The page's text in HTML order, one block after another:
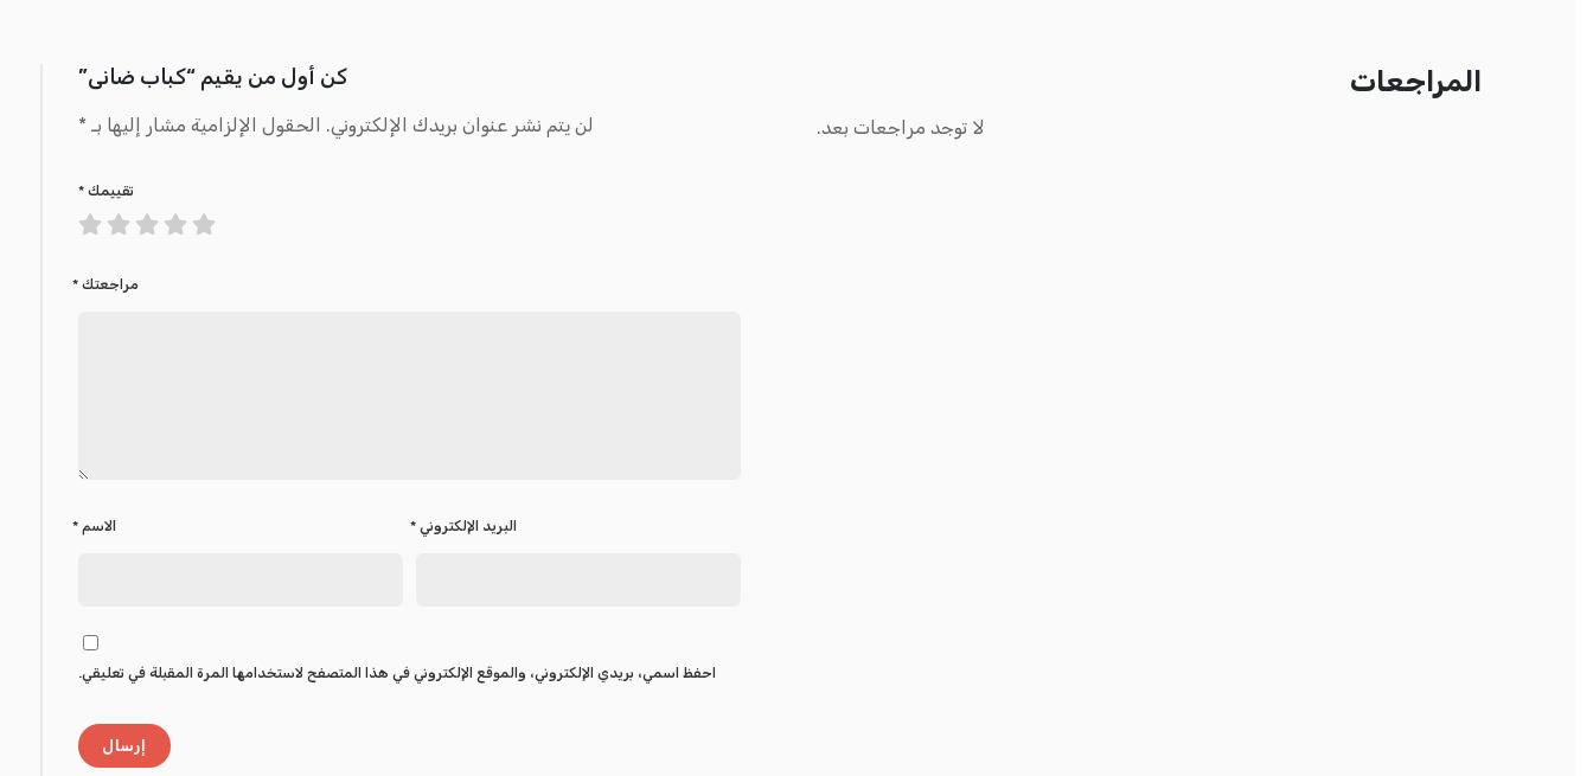
المراجعات
لا توجد مراجعات بعد.
كن أول من يقيم “كباب ضانى”
لن يتم نشر عنوان بريدك الإلكتروني. الحقول الإلزامية مشار إليها بـ *
تقييمك *
مراجعتك *
الاسم * البريد الإلكتروني *
احفظ اسمي، بريدي الإلكتروني، والموقع الإلكتروني في هذا المتصفح لاستخدامها المرة المقبلة في تعليقي.